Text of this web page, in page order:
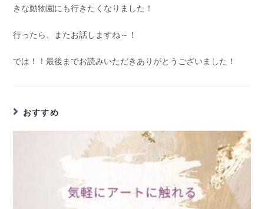
きな動物園にも行きたくなりました！
行ったら、またお話しますね～！
では！！最後までお読みいただきありがとうございました！
おすすめ